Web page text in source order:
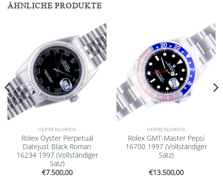
ÄHNLICHE PRODUKTE
Add to
wishlist
HERRENUHREN
Rolex Oyster Perpetual
Datejust Black Roman
16234 1997 (Vollständiger
Satz)
€7.500,00
Add to
wishlist
HERRENUHREN
Rolex GMT-Master Pepsi
16700 1997 (Vollständiger
Satz)
€13.500,00